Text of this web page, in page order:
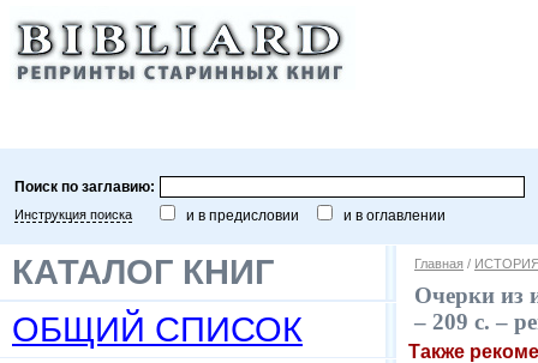
Поиск по заглавию:
Инструкция поиска и в предисловии и в оглавлении
КАТАЛОГ КНИГ
ОБЩИЙ СПИСОК
Главная /
Очерки из
– 209 c. –
Также